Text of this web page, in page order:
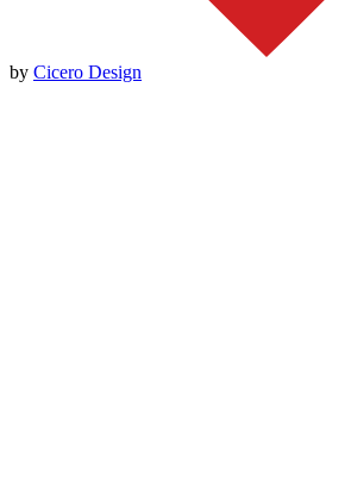
by Cicero Design